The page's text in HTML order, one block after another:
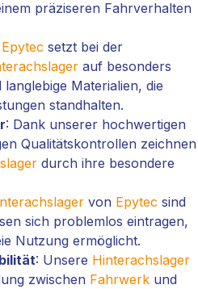
präziseren Fahrverhalten
Epytec setzt bei der
auf besonders
Materialien, die
standhalten.
: Dank unserer hochwertigen
Qualitätskontrollen zeichnen
durch ihre besondere
von Epytec sind
sich problemlos eintragen,
Nutzung ermöglicht.
: Unsere Hinterachslager
zwischen Fahrwerkund